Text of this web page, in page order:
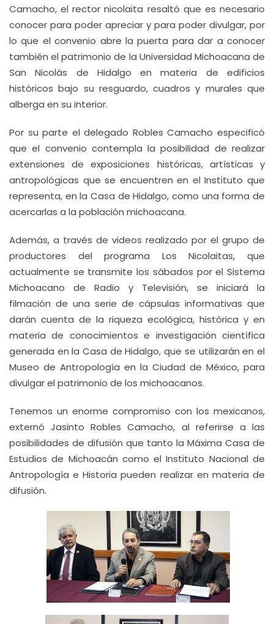
Camacho, el rector nicolaita resaltó que es necesario
conocer para poder apreciar y para poder divulgar, por
lo que el convenio abre la puerta para dar a conocer
también el patrimonio de la Universidad Michoacana de
San Nicolás de Hidalgo en materia de edificios
históricos bajo su resguardo, cuadros y murales que
alberga en su interior.
Por su parte el delegado Robles Camacho especificó
que el convenio contempla la posibilidad de realizar
extensiones de exposiciones históricas, artísticas y
antropológicas que se encuentren en el Instituto que
representa, en la Casa de Hidalgo, como una forma de
acercarlas a la población michoacana.
Además, a través de videos realizado por el grupo de
productores del programa Los Nicolaitas, que
actualmente se transmite los sábados por el Sistema
Michoacano de Radio y Televisión, se iniciará la
filmación de una serie de cápsulas informativas que
darán cuenta de la riqueza ecológica, histórica y en
materia de conocimientos e investigación científica
generada en la Casa de Hidalgo, que se utilizarán en el
Museo de Antropología en la Ciudad de México, para
divulgar el patrimonio de los michoacanos.
Tenemos un enorme compromiso con los mexicanos,
externó Jasinto Robles Camacho, al referirse a las
posibilidades de difusión que tanto la Máxima Casa de
Estudios de Michoacán como el Instituto Nacional de
Antropología e Historia pueden realizar en materia de
difusión.